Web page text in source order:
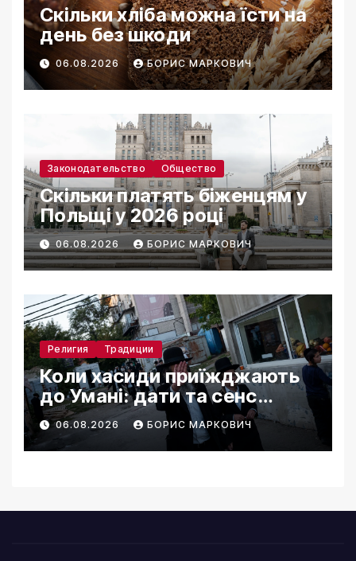
Скільки хліба можна їсти на
день без шкоди
06.08.2026 БОРИС МАРКОВИЧ
Законодательство Общество
Скільки платять біженцям у
Польщі у 2026 році
06.08.2026 БОРИС МАРКОВИЧ
Религия Традиции
Коли хасиди приїжджають
до Умані: дати та сенс
паломництва
06.08.2026 БОРИС МАРКОВИЧ